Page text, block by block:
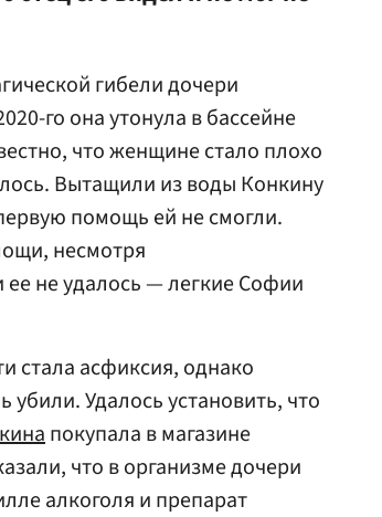
гибели дочери
го она утонула в бассейне
что женщине стало плохо
Вытащили из воды Конкину
помощь ей не смогли.
несмотря
не удалось — легкие Софии
стала асфиксия, однако
Удалось установить, что
покупала в магазине
что в организме дочери
алкоголя и препарат